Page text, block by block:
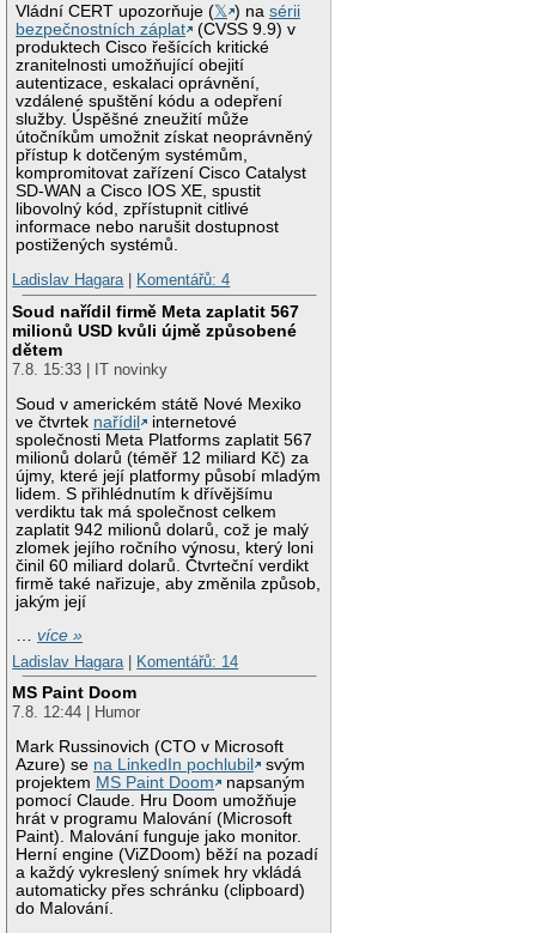
Vládní CERT upozorňuje (𝕏 ) nasérii
bezpečnostních záplat
(CVSS 9.9) v
produktech Cisco řešících kritické
zranitelnosti umožňující obejití
autentizace, eskalaci oprávnění,
vzdálené spuštění kódu a odepření
služby. Úspěšné zneužití může
útočníkům umožnit získat neoprávněný
přístup k dotčeným systémům,
kompromitovat zařízení Cisco Catalyst
SD-WAN a Cisco IOS XE, spustit
libovolný kód, zpřístupnit citlivé
informace nebo narušit dostupnost
postižených systémů.
Ladislav Hagara| Komentářů: 4
Soud nařídil firmě Meta zaplatit 567
milionů USD kvůli újmě způsobené
dětem
7.8. 15:33 | IT novinky
Soud v americkém státě Nové Mexiko
ve čtvrtek nařídil
internetové
společnosti Meta Platforms zaplatit 567
milionů dolarů (téměř 12 miliard Kč) za
újmy, které její platformy působí mladým
lidem. S přihlédnutím k dřívějšímu
verdiktu tak má společnost celkem
zaplatit 942 milionů dolarů, což je malý
zlomek jejího ročního výnosu, který loni
činil 60 miliard dolarů. Čtvrteční verdikt
firmě také nařizuje, aby změnila způsob,
jakým její
…více »
Ladislav Hagara
Komentářů: 14
MS Paint Doom
7.8. 12:44 | Humor
Mark Russinovich (CTO v Microsoft
Azure) se na LinkedIn pochlubil
svým
projektem MS Paint Doom
napsaným
pomocí Claude. Hru Doom umožňuje
hrát v programu Malování (Microsoft
Paint). Malování funguje jako monitor.
Herní engine (ViZDoom) běží na pozadí
a každý vykreslený snímek hry vkládá
automaticky přes schránku (clipboard)
do Malování.